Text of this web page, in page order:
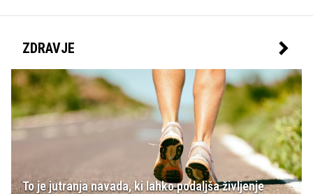
ZDRAVJE
To je jutranja navada, ki lahko podaljša življenje